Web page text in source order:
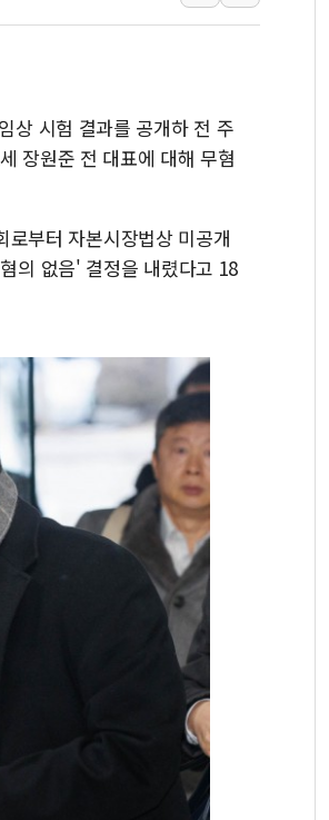
2만3000명 감소 '쇼크'…9월 금리 인상 기대 후
특징주...아틀라시안·클라우드플레어·태양
MOU… "6·25 미군 실종자 7359명 끝까지 찾
"…파월 때와 달리 워시엔 톤 낮춰
상 시험 결과를 공개하 전 주
장원준 전 대표에 대해 무혐
부터 자본시장법상 미공개
의 없음' 결정을 내렸다고 18